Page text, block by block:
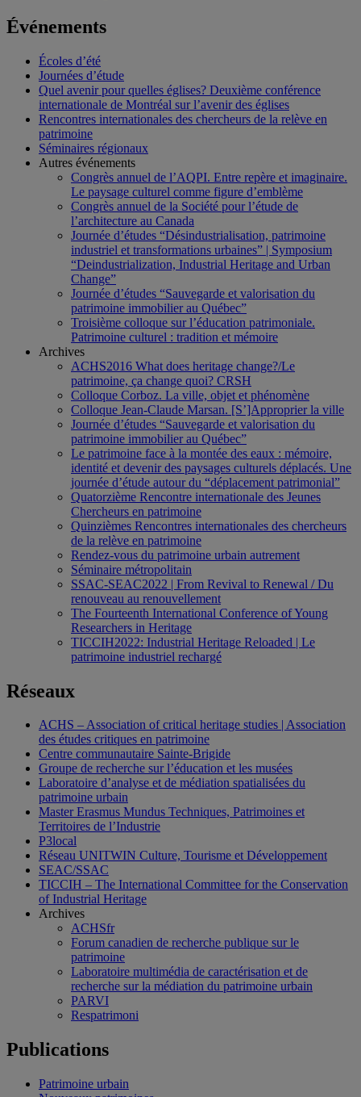
Événements
Écoles d’été
Journées d’étude
Quel avenir pour quelles églises? Deuxième conférence
internationale de Montréal sur l’avenir des églises
Rencontres internationales des chercheurs de la relève en
patrimoine
Séminaires régionaux
Autres événements
Congrès annuel de l’AQPI. Entre repère et imaginaire.
Le paysage culturel comme figure d’emblème
Congrès annuel de la Société pour l’étude de
l’architecture au Canada
Journée d’études “Désindustrialisation, patrimoine
industriel et transformations urbaines” | Symposium
“Deindustrialization, Industrial Heritage and Urban
Change”
Journée d’études “Sauvegarde et valorisation du
patrimoine immobilier au Québec”
Troisième colloque sur l’éducation patrimoniale.
Patrimoine culturel : tradition et mémoire
Archives
ACHS2016 What does heritage change?/Le
patrimoine, ça change quoi? CRSH
Colloque Corboz. La ville, objet et phénomène
Colloque Jean-Claude Marsan. [S’]Approprier la ville
Journée d’études “Sauvegarde et valorisation du
patrimoine immobilier au Québec”
Le patrimoine face à la montée des eaux : mémoire,
identité et devenir des paysages culturels déplacés. Une
journée d’étude autour du “déplacement patrimonial”
Quatorzième Rencontre internationale des Jeunes
Chercheurs en patrimoine
Quinzièmes Rencontres internationales des chercheurs
de la relève en patrimoine
Rendez-vous du patrimoine urbain autrement
Séminaire métropolitain
SSAC-SEAC2022 | From Revival to Renewal / Du
renouveau au renouvellement
The Fourteenth International Conference of Young
Researchers in Heritage
TICCIH2022: Industrial Heritage Reloaded | Le
patrimoine industriel rechargé
Réseaux
ACHS – Association of critical heritage studies | Association
des études critiques en patrimoine
Centre communautaire Sainte-Brigide
Groupe de recherche sur l’éducation et les musées
Laboratoire d’analyse et de médiation spatialisées du
patrimoine urbain
Master Erasmus Mundus Techniques, Patrimoines et
Territoires de l’Industrie
P3local
Réseau UNITWIN Culture, Tourisme et Développement
SEAC/SSAC
TICCIH – The International Committee for the Conservation
of Industrial Heritage
Archives
ACHSfr
Forum canadien de recherche publique sur le
patrimoine
Laboratoire multimédia de caractérisation et de
recherche sur la médiation du patrimoine urbain
PARVI
Respatrimoni
Publications
Patrimoine urbain